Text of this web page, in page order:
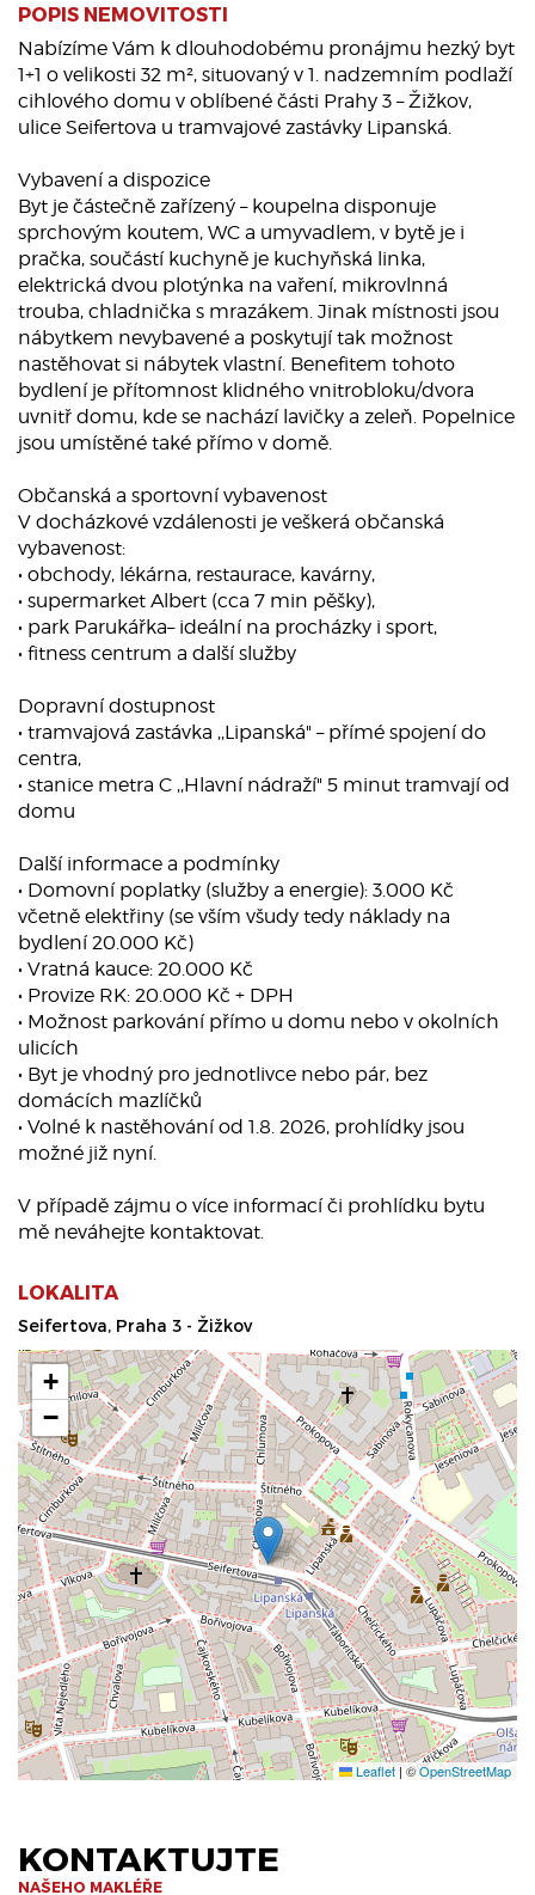
POPIS NEMOVITOSTI
Nabízíme Vám k dlouhodobému pronájmu hezký byt
1+1 o velikosti 32 m², situovaný v 1. nadzemním podlaží
cihlového domu v oblíbené části Prahy 3 – Žižkov,
ulice Seifertova u tramvajové zastávky Lipanská.
Vybavení a dispozice
Byt je částečně zařízený – koupelna disponuje
sprchovým koutem, WC a umyvadlem, v bytě je i
pračka, součástí kuchyně je kuchyňská linka,
elektrická dvou plotýnka na vaření, mikrovlnná
trouba, chladnička s mrazákem. Jinak místnosti jsou
nábytkem nevybavené a poskytují tak možnost
nastěhovat si nábytek vlastní. Benefitem tohoto
bydlení je přítomnost klidného vnitrobloku/dvora
uvnitř domu, kde se nachází lavičky a zeleň. Popelnice
jsou umístěné také přímo v domě.
Občanská a sportovní vybavenost
V docházkové vzdálenosti je veškerá občanská
vybavenost:
• obchody, lékárna, restaurace, kavárny,
• supermarket Albert (cca 7 min pěšky),
• park Parukářka– ideální na procházky i sport,
• fitness centrum a další služby
Dopravní dostupnost
• tramvajová zastávka ,,Lipanská" – přímé spojení do
centra,
• stanice metra C ,,Hlavní nádraží" 5 minut tramvají od
domu
Další informace a podmínky
• Domovní poplatky (služby a energie): 3.000 Kč
včetně elektřiny (se vším všudy tedy náklady na
bydlení 20.000 Kč)
• Vratná kauce: 20.000 Kč
• Provize RK: 20.000 Kč + DPH
• Možnost parkování přímo u domu nebo v okolních
ulicích
• Byt je vhodný pro jednotlivce nebo pár, bez
domácích mazlíčků
• Volné k nastěhování od 1.8. 2026, prohlídky jsou
možné již nyní.
V případě zájmu o více informací či prohlídku bytu
mě neváhejte kontaktovat.
LOKALITA
Seifertova, Praha 3 - Žižkov
+
−
Leaflet | ©OpenStreetMap
KONTAKTUJTE
NAŠEHO MAKLÉŘE